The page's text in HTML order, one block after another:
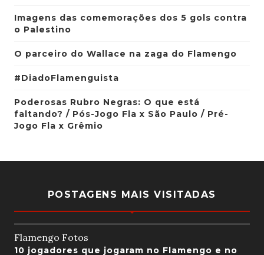
Imagens das comemorações dos 5 gols contra
o Palestino
O parceiro do Wallace na zaga do Flamengo
#DiadoFlamenguista
Poderosas Rubro Negras: O que está
faltando? / Pós-Jogo Fla x São Paulo / Pré-
Jogo Fla x Grêmio
POSTAGENS MAIS VISITADAS
Flamengo Fotos
10 jogadores que jogaram no Flamengo e no